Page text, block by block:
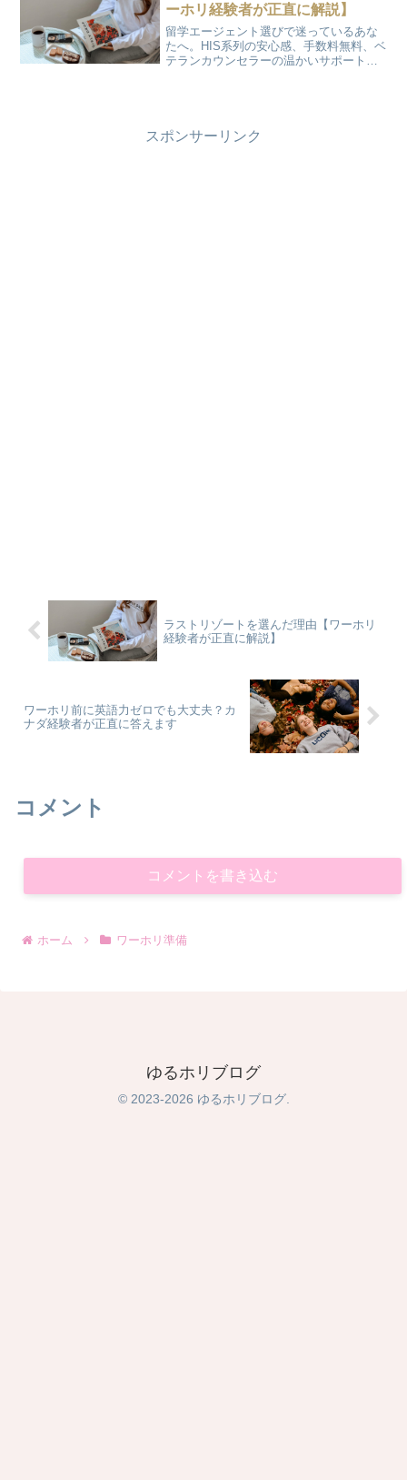
ーホリ経験者が正直に解説】
留学エージェント選びで迷っているあな
たへ。HIS系列の安心感、手数料無料、ベ
テランカウンセラーの温かいサポート
スポンサーリンク
ラストリゾートを選んだ理由【ワーホリ
経験者が正直に解説】
ワーホリ前に英語力ゼロでも大丈夫？カ
ナダ経験者が正直に答えます
コメント
コメントを書き込む
ホーム ワーホリ準備
ゆるホリブログ
© 2023-2026 ゆるホリブログ.